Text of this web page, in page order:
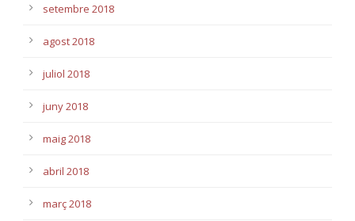
setembre 2018
agost 2018
juliol 2018
juny 2018
maig 2018
abril 2018
març 2018